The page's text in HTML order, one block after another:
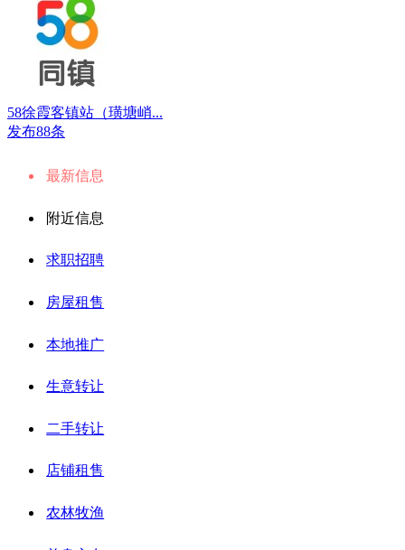
58徐霞客镇站（璜塘峭...
发布88条
最新信息
附近信息
求职招聘
房屋租售
本地推广
生意转让
二手转让
店铺租售
农林牧渔